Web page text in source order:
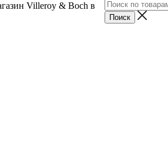
Villeroy & Boch в